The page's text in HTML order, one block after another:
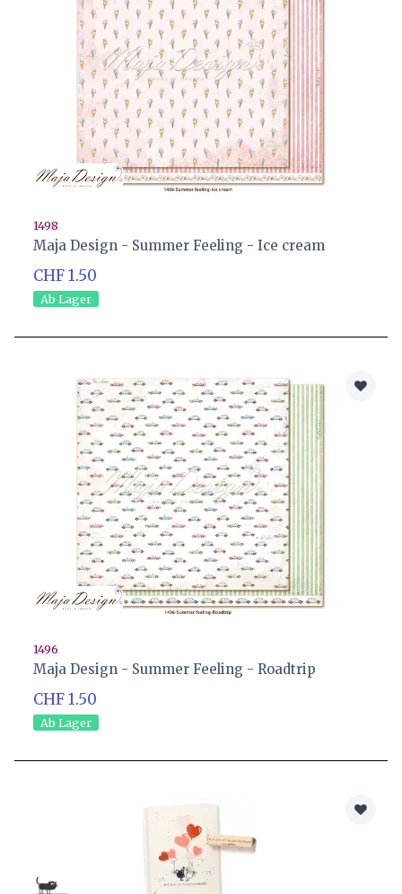
1498
Maja Design - Summer Feeling - Ice cream
CHF 1.50
Ab Lager
1496
Maja Design - Summer Feeling - Roadtrip
CHF 1.50
Ab Lager